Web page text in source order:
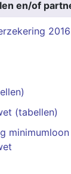
en/of
2016
(tabellen)